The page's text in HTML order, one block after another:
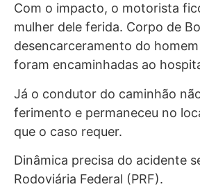
Com o impacto, o motorista
mulher dele ferida. Corpo de
desencarceramento do
foram encaminhadas ao
Já o condutor do caminhão
ferimento e permaneceu no
que o caso requer.
Dinâmica precisa do acidente
Rodoviária Federal (PRF).